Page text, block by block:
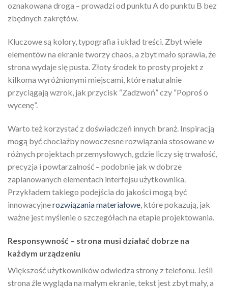
oznakowana droga – prowadzi od punktu A do punktu B bez
zbędnych zakrętów.
Kluczowe są kolory, typografia i układ treści. Zbyt wiele
elementów na ekranie tworzy chaos, a zbyt mało sprawia, że
strona wydaje się pusta. Złoty środek to prosty projekt z
kilkoma wyróżnionymi miejscami, które naturalnie
przyciągają wzrok, jak przycisk “Zadzwoń” czy “Poproś o
wycenę”.
Warto też korzystać z doświadczeń innych branż. Inspiracją
mogą być chociażby nowoczesne rozwiązania stosowane w
różnych projektach przemysłowych, gdzie liczy się trwałość,
precyzja i powtarzalność – podobnie jak w dobrze
zaplanowanych elementach interfejsu użytkownika.
Przykładem takiego podejścia do jakości mogą być
innowacyjnerozwiązania materiałowe, które pokazują, jak
ważne jest myślenie o szczegółach na etapie projektowania.
Responsywność – strona musi działać dobrze na
każdym urządzeniu
Większość użytkowników odwiedza strony z telefonu. Jeśli
strona źle wygląda na małym ekranie, tekst jest zbyt mały, a